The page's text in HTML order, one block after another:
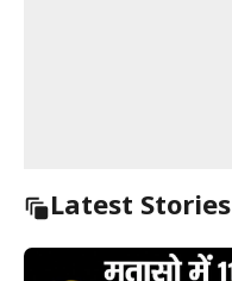
Latest Stories